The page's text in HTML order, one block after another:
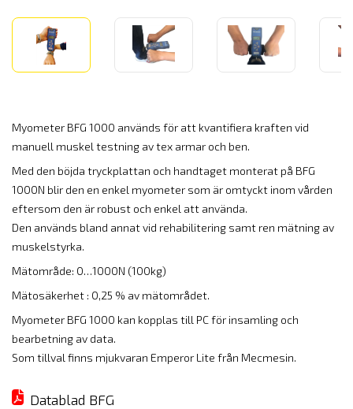
Myometer BFG 1000 används för att kvantifiera kraften vid
manuell muskel testning av tex armar och ben.
Med den böjda tryckplattan och handtaget monterat på BFG
1000N blir den en enkel myometer som är omtyckt inom vården
eftersom den är robust och enkel att använda.
Den används bland annat vid rehabilitering samt ren mätning av
muskelstyrka.
Mätområde: 0…1000N (100kg)
Mätosäkerhet : 0,25 % av mätområdet.
Myometer BFG 1000 kan kopplas till PC för insamling och
bearbetning av data.
Som tillval finns mjukvaran Emperor Lite från Mecmesin.
Datablad BFG